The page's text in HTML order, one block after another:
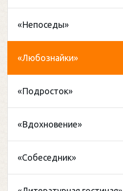
«Непоседы»
«Любознайки»
«Подросток»
«Вдохновение»
«Собеседник»